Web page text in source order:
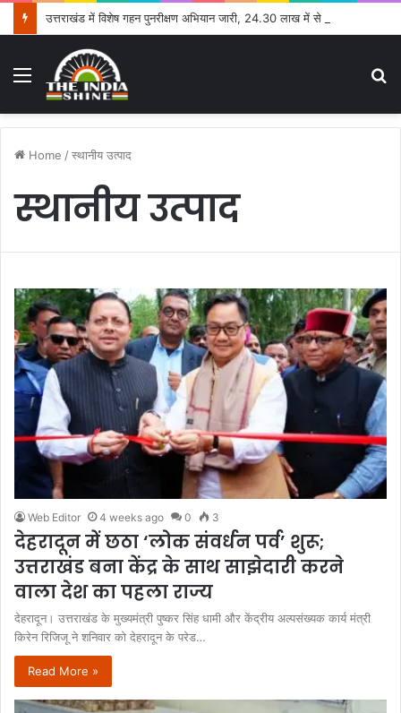
Menu
Home /स्थानीय उत्पाद
स्थानीय उत्पाद
Web Editor 4 weeks ago 0 3
देहरादून में छठा ‘लोक संवर्धन पर्व’ शुरू;
उत्तराखंड बना केंद्र के साथ साझेदारी करने
वाला देश का पहला राज्य
देहरादून। उत्तराखंड के मुख्यमंत्री पुष्कर सिंह धामी और केंद्रीय अल्पसंख्यक कार्य मंत्री
किरेन रिजिजू ने शनिवार को देहरादून के परेड…
Read More »